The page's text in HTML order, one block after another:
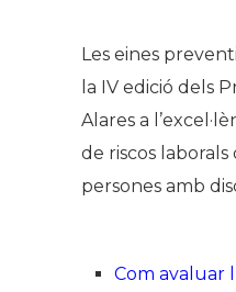
Les eines
la IV edició dels
Alares a
de riscos laborals
persones amb
Com avaluar